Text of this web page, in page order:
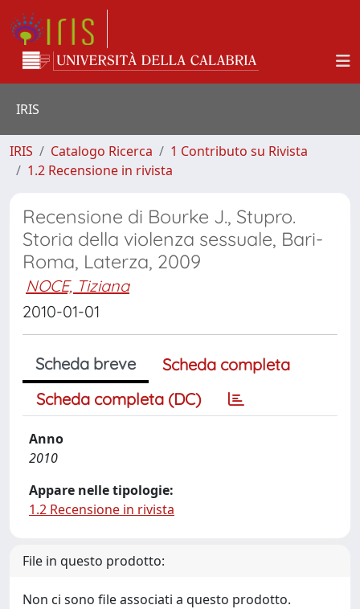
IRIS
IRIS Catalogo Ricerca
1 Contributo su Rivista
1.2 Recensione in rivista
Recensione di Bourke J., Stupro.
Storia della violenza sessuale, Bari-
Roma, Laterza, 2009
NOCE, Tiziana
2010-01-01
Scheda breve
Scheda completa
Scheda completa (DC)
Anno
2010
Appare nelle tipologie:
1.2 Recensione in rivista
File in questo prodotto:
Non ci sono file associati a questo prodotto.